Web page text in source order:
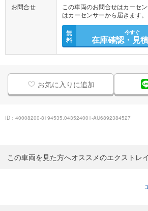
お問合せ
この車両のお問合せはカーセ
はカーセンサーから届きます。
無
料
今すぐ
在庫確認・見
お気に入りに追加
ID：40008200-8194535:043524001-AU6892384527
この車両を見た方へオススメのエクストレ